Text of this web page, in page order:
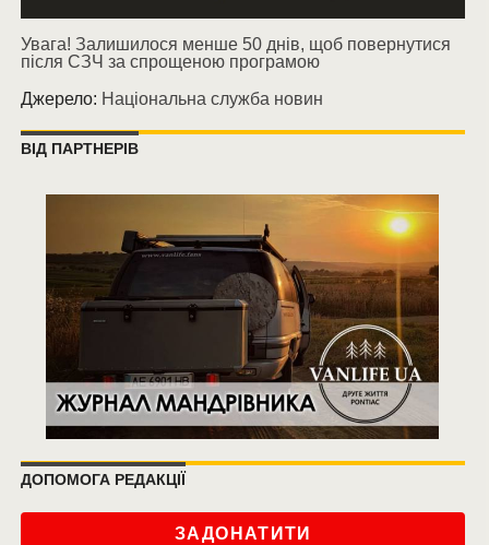
Увага! Залишилося менше 50 днів, щоб повернутися
після СЗЧ за спрощеною програмою
Джерело: Національна служба новин
ВІД ПАРТНЕРІВ
ДОПОМОГА РЕДАКЦІЇ
ЗАДОНАТИТИ